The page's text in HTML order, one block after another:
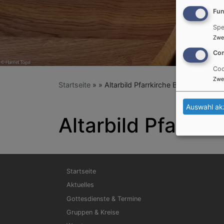
Startseite Altarbild Pfarrkirche Billingshausen
Altarbild
Hauptnavigation
Startseite
Aktuelles
Gottesdienste & Termine
Gruppen & Kreise
Auswahl